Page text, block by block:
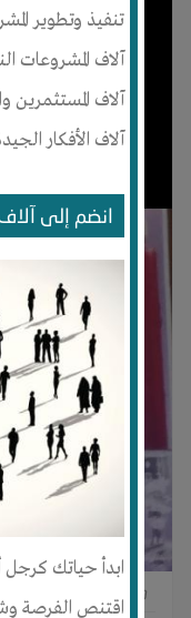
تنفيذ وتطوير
آلاف المشروعات
آلاف المستثمرين
آلاف الأفكار
انضم إلى
ابدأ حياتك كرجل
اقتنص الفرصة